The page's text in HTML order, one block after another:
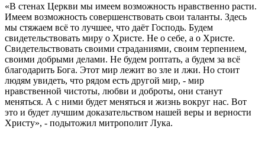
«В стенах Церкви мы имеем возможность нравственно расти.
Имеем возможность совершенствовать свои таланты. Здесь
мы стяжаем всё то лучшее, что даёт Господь. Будем
свидетельствовать миру о Христе. Не о себе, а о Христе.
Свидетельствовать своими страданиями, своим терпением,
своими добрыми делами. Не будем роптать, а будем за всё
благодарить Бога. Этот мир лежит во зле и лжи. Но стоит
людям увидеть, что рядом есть другой мир, - мир
нравственной чистоты, любви и доброты, они станут
меняться. А с ними будет меняться и жизнь вокруг нас. Вот
это и будет лучшим доказательством нашей веры и верности
Христу», - подытожил митрополит Лука.